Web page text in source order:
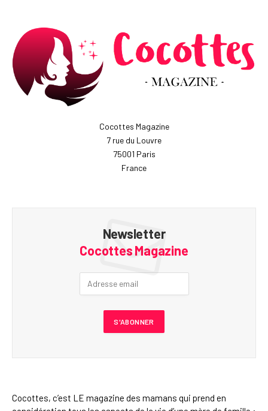
Cocottes Magazine
7 rue du Louvre
75001 Paris
France
Newsletter
Cocottes Magazine
Cocottes, c’est LE magazine des mamans qui prend en